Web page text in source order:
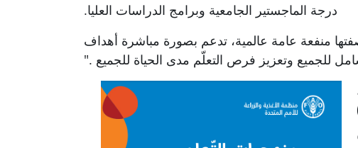
درجة الماجستير الجامعية وبرامج الدراسات العليا.
منفعة عامة عالمية، تدعم بصورة مباشرة أهداف
للجميع وتعزيز فرص التعلّم مدى الحياة للجميع ".